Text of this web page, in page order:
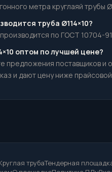
метра круглаяй трубы
труба Ø114×10?
производится по ГОСТ
оптом по лучшей цене?
предложения поставщиков
и дают цену ниже
трубаТендерная